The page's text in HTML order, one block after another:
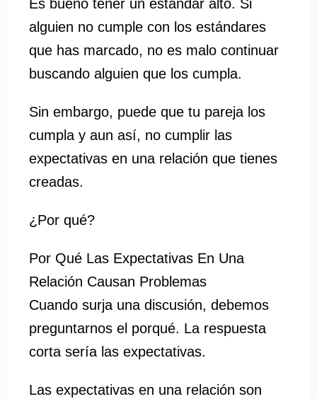
Es bueno tener un estándar alto. Si
alguien no cumple con los estándares
que has marcado, no es malo continuar
buscando alguien que los cumpla.
Sin embargo, puede que tu pareja los
cumpla y aun así, no cumplir las
expectativas en una relación que tienes
creadas.
¿Por qué?
Por Qué Las Expectativas En Una
Relación Causan Problemas
Cuando surja una discusión, debemos
preguntarnos el porqué. La respuesta
corta sería las expectativas.
Las expectativas en una relación son